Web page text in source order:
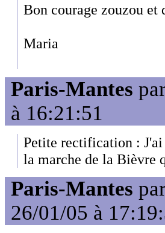
Bon courage zouzou et
Maria
Paris-Mantes
à 16:21:51
Petite rectification : J'ai
la marche de la
Paris-Mantes
26/01/05 à